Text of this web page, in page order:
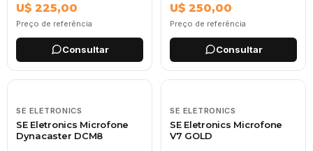
U$ 225,00
Preço de referência
Consultar
U$ 250,00
Preço de referência
Consultar
SE ELETRONICS
SE Eletronics Microfone
Dynacaster DCM8
SE ELETRONICS
SE Eletronics Microfone
V7 GOLD